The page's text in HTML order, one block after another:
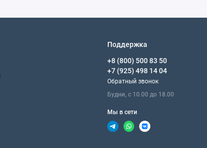
Поддержка
+8 (800) 500 83 50
+7 (925) 498 14 04
Обратный звонок
Будни, с 10.00 до 18.00
Мы в сети